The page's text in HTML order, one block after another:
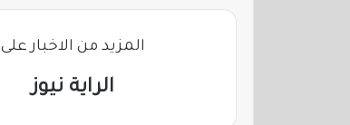
المزيد من الاخبار على
الراية نيوز